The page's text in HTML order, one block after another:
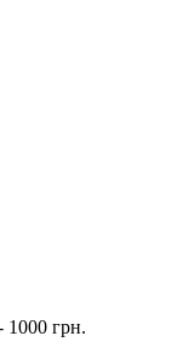
1000 грн.